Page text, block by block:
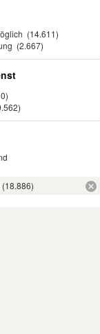
(14.611)
(2.667)
(18.886)